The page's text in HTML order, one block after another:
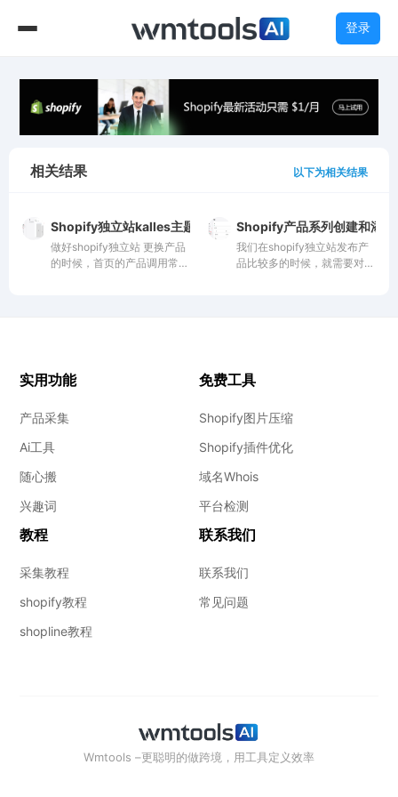
登录
相关结果 以下为相关结果
Shopify独立站kalles主题首页产品调用方法
做好shopify独立站 更换产品
的时候，首页的产品调用常常
Shopify产品系列创建和添加
我们在shopify独立站发布产
品比较多的时候，就需要对产
实用功能
产品采集
Ai工具
随心搬
兴趣词
免费工具
Shopify图片压缩
Shopify插件优化
域名Whois
平台检测
教程
采集教程
shopify教程
shopline教程
联系我们
联系我们
常见问题
Wmtools –更聪明的做跨境，用工具定义效率